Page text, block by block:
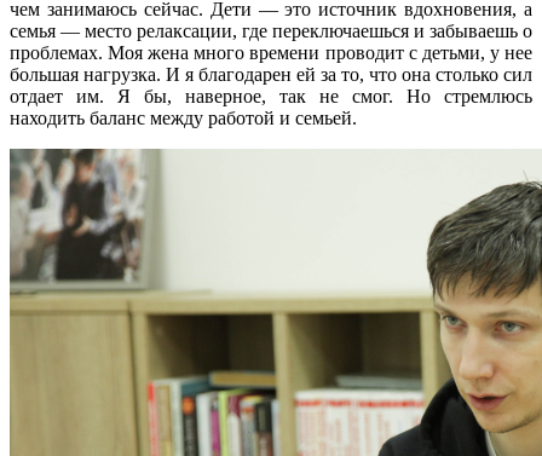
чем занимаюсь сейчас. Дети — это источник вдохновения, а
семья — место релаксации, где переключаешься и забываешь о
проблемах. Моя жена много времени проводит с детьми, у нее
большая нагрузка. И я благодарен ей за то, что она столько сил
отдает им. Я бы, наверное, так не смог. Но стремлюсь
находить баланс между работой и семьей.